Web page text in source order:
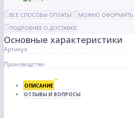
ВСЕ СПОСОБЫ ОПЛАТЫ
МОЖНО ОФОРМИТЬ
ПОДРОБНЕЕ О ДОСТАВКЕ
Основные характеристики
Артикул
Производство
ОПИСАНИЕ
ОТЗЫВЫ И ВОПРОСЫ